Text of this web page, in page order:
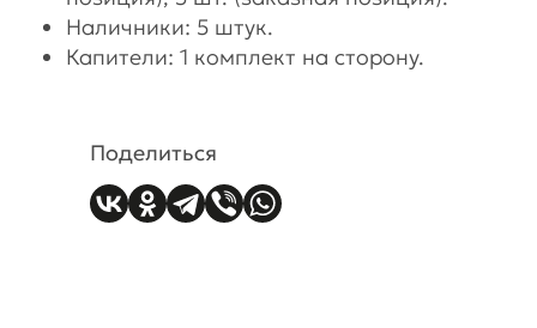
Наличники: 5 штук.
Капители: 1 комплект на сторону.
Поделиться